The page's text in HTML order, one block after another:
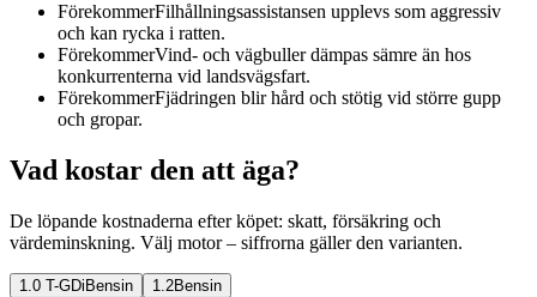
FörekommerFilhållningsassistansen upplevs som aggressiv
och kan rycka i ratten.
FörekommerVind- och vägbuller dämpas sämre än hos
konkurrenterna vid landsvägsfart.
FörekommerFjädringen blir hård och stötig vid större gupp
och gropar.
Vad kostar den att äga?
De löpande kostnaderna efter köpet: skatt, försäkring och
värdeminskning. Välj motor – siffrorna gäller den varianten.
1.0 T-GDi Bensin 1.2Bensin